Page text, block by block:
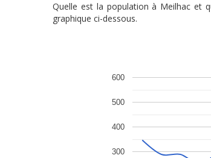
Quelle est la population à Meilhac et
graphique ci-dessous.
300
400
500
600